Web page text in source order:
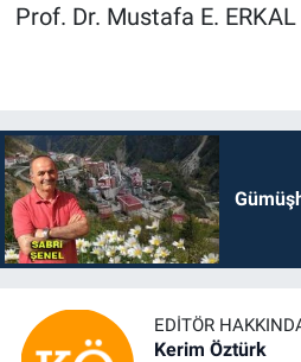
Prof. Dr. Mustafa E. ERKAL
EDITÖR
Kerim Öztürk